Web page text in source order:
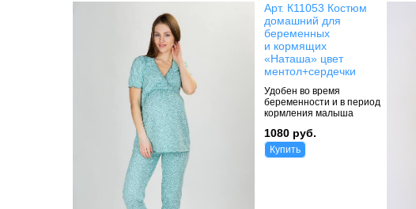
Арт. К11053 Костюм
домашний для
беременных
и кормящих
«Наташа» цвет
ментол+сердечки
Удобен во время
беременности и в период
кормления малыша
1080 руб.
Купить